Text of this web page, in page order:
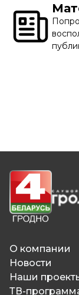
О компании
Новости
Наши
ТВ-